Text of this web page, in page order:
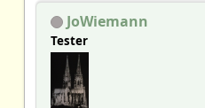
JoWiemann
Tester